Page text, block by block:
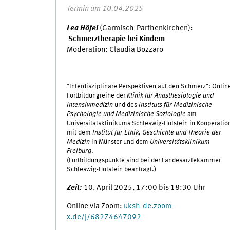
Termin am 10.04.2025
Lea Höfel(Garmisch-Parthenkirchen):
Schmerztherapie bei Kindern
Moderation: Claudia Bozzaro
"Interdisziplinäre Perspektiven auf den Schmerz":
Fortbildungreihe derKlinik für Anästhesiologie und
Intensivmedizinund des Instituts für Medizinische
Psychologie und Medizinische Soziologieam
Universitätsklinikums Schleswig-Holstein in
mit dem Institut für Ethik, Geschichte und Theorie der
Medizinin Münster und dem Universitätsklinikum
Freiburg.
(Fortbildungspunkte sind bei der Landesärztekammer
Schleswig-Holstein beantragt.)
Zeit: 10. April 2025, 17:00 bis 18:30 Uhr
Online via Zoom: uksh-de.zoom-
x.de/j/68274647092